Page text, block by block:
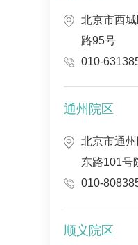
北京市西
路95号
010-
通州院区
北京市通
东路101号
010-
顺义院区